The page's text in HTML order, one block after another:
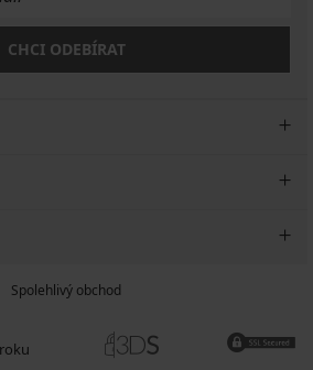
CHCI ODEBÍRAT
Spolehlivý obchod